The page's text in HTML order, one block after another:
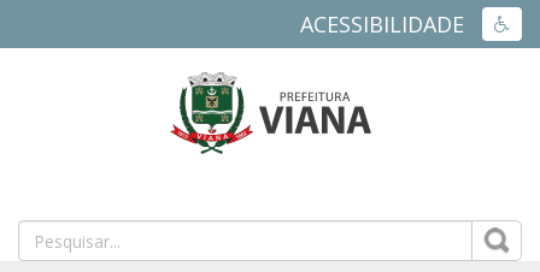
ACESSIBILIDADE
MUNICIPAL